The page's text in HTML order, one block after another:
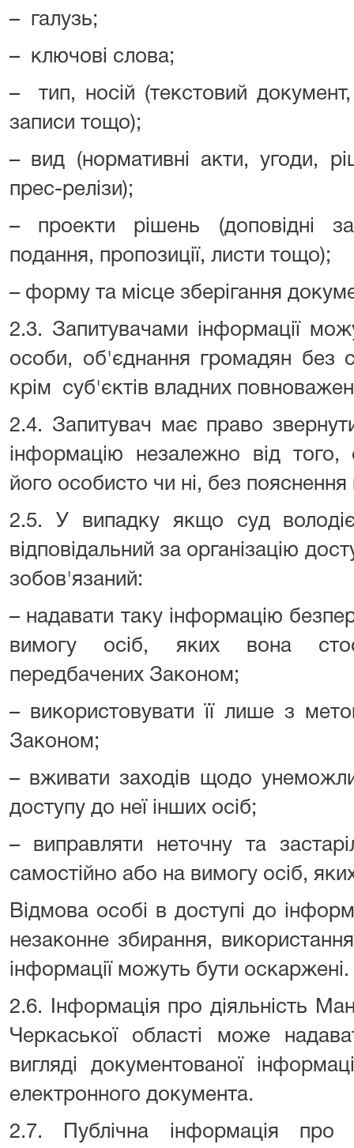
– галузь;
– ключові слова;
– тип, носій (текстовий документ,
записи тощо);
– вид (нормативні акти, угоди,
прес-релізи);
– проекти рішень (доповідні
подання, пропозиції, листи тощо);
– форму та місце зберігання
2.3. Запитувачами інформації
особи, об'єднання громадян без
крім суб'єктів владних
2.4. Запитувач має право
інформацію незалежно від того,
його особисто чи ні, без
2.5. У випадку якщо суд
відповідальний за організацію
зобов'язаний:
– надавати таку інформацію
вимогу осіб, яких вона
передбачених Законом;
– використовувати її лише з
Законом;
– вживати заходів щодо
доступу до неї інших осіб;
– виправляти неточну та
самостійно або на вимогу осіб,
Відмова особі в доступі до
незаконне збирання,
інформації можуть бути оскаржені.
2.6. Інформація про діяльність
Черкаської області може
вигляді документованої
електронного документа.
2.7. Публічна інформація про